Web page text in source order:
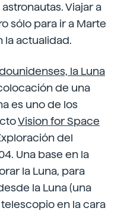
Viajar a
sólo para ir a Marte
la actualidad.
la Luna
de una
es uno de los
Vision for Space
del
Una base en la
la Luna, para
la Luna (una
en la cara